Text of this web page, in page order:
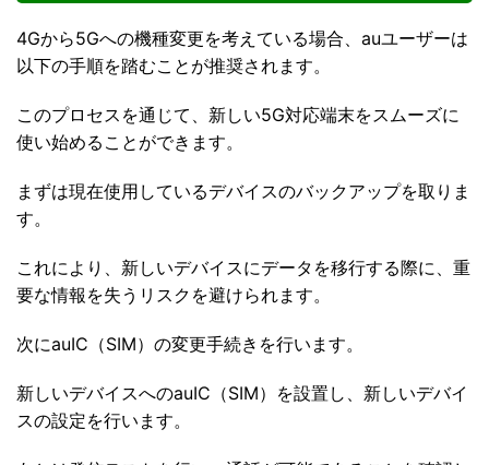
4Gから5Gへの機種変更を考えている場合、auユーザーは
以下の手順を踏むことが推奨されます。
このプロセスを通じて、新しい5G対応端末をスムーズに
使い始めることができます。
まずは現在使用しているデバイスのバックアップを取りま
す。
これにより、新しいデバイスにデータを移行する際に、重
要な情報を失うリスクを避けられます。
次にauIC（SIM）の変更手続きを行います。
新しいデバイスへのauIC（SIM）を設置し、新しいデバイ
スの設定を行います。